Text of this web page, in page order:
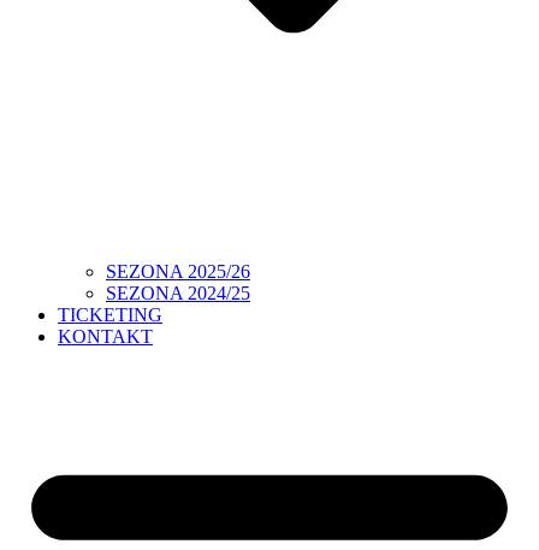
SEZONA 2025/26
SEZONA 2024/25
TICKETING
KONTAKT